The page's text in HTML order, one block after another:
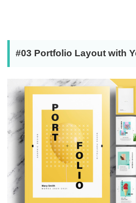
#03 Portfolio Layout with